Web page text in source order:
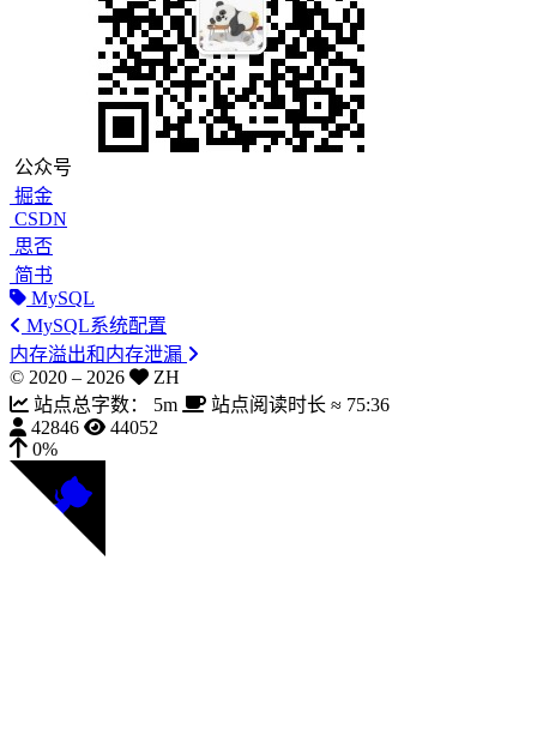
公众号
掘金
CSDN
思否
简书
MySQL
MySQL系统配置
内存溢出和内存泄漏
© 2020 – 2026
ZH
站点总字数：
5m 站点阅读时长 ≈ 75:36
42846
44052
0%